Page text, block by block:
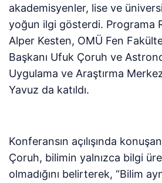
akademisyenler, lise ve
yoğun ilgi gösterdi. Programa
Alper Kesten, OMÜ Fen
Başkanı Ufuk Çoruh ve
Uygulama ve Araştırma
Yavuz da katıldı.
Konferansın açılışında
Çoruh, bilimin yalnızca bilgi
olmadığını belirterek, “Bilim